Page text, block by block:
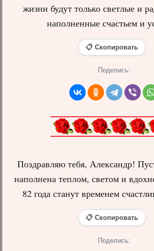
жизни будут только светлые и
наполненные счастьем и
📋 Скопировать
Поделись:
Поздравляю тебя, Александр!
наполнена теплом, светом и
82 года станут временем
📋 Скопировать
Поделись: